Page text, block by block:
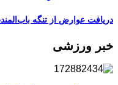
دریافت عوارض از تنگه
خبر ورزشی